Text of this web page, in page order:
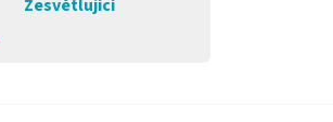
Zesvětlující